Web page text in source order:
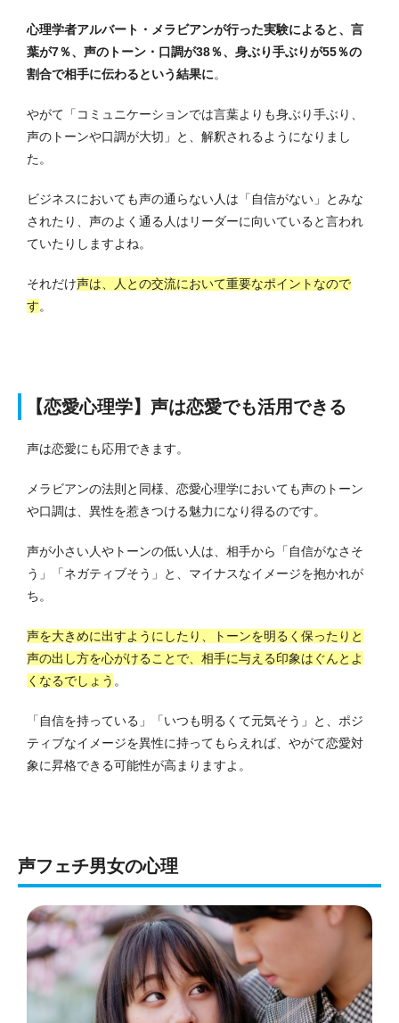
心理学者アルバート・メラビアンが行った実験によると、言
葉が7％、声のトーン・口調が38％、身ぶり手ぶりが55％の
割合で相手に伝わるという結果に。
やがて「コミュニケーションでは言葉よりも身ぶり手ぶり、
声のトーンや口調が大切」と、解釈されるようになりまし
た。
ビジネスにおいても声の通らない人は「自信がない」とみな
されたり、声のよく通る人はリーダーに向いていると言われ
ていたりしますよね。
それだけ声は、人との交流において重要なポイントなので
す。
【恋愛心理学】声は恋愛でも活用できる
声は恋愛にも応用できます。
メラビアンの法則と同様、恋愛心理学においても声のトーン
や口調は、異性を惹きつける魅力になり得るのです。
声が小さい人やトーンの低い人は、相手から「自信がなさそ
う」「ネガティブそう」と、マイナスなイメージを抱かれが
ち。
声を大きめに出すようにしたり、トーンを明るく保ったりと
声の出し方を心がけることで、相手に与える印象はぐんとよ
くなるでしょう 。
「自信を持っている」「いつも明るくて元気そう」と、ポジ
ティブなイメージを異性に持ってもらえれば、やがて恋愛対
象に昇格できる可能性が高まりますよ。
声フェチ男女の心理